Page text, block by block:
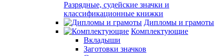
Разрядные, судейские значки и
классификационные книжки
Дипломы и грамоты
Комплектующие
Вкладыши
Заготовки значков